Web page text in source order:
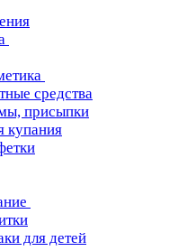
средства
присыпки
купания
для детей